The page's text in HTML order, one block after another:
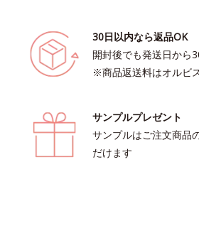
30日以内なら返品OK
開封後でも発送日から
※商品返送料はオルビ
サンプルプレゼント
サンプルはご注文商品
だけます